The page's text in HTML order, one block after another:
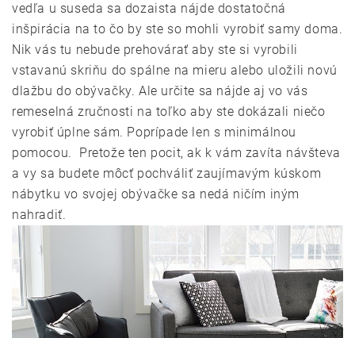
vedľa u suseda sa dozaista nájde dostatočná
inšpirácia na to čo by ste so mohli vyrobiť samy doma.
Nik vás tu nebude prehovárať aby ste si vyrobili
vstavanú skriňu do spálne na mieru alebo uložili novú
dlažbu do obývačky. Ale určite sa nájde aj vo vás
remeselná zručnosti na toľko aby ste dokázali niečo
vyrobiť úplne sám. Poprípade len s minimálnou
pomocou. Pretože ten pocit, ak k vám zavíta návšteva
a vy sa budete môcť pochváliť zaujímavým kúskom
nábytku vo svojej obývačke sa nedá ničím iným
nahradiť.